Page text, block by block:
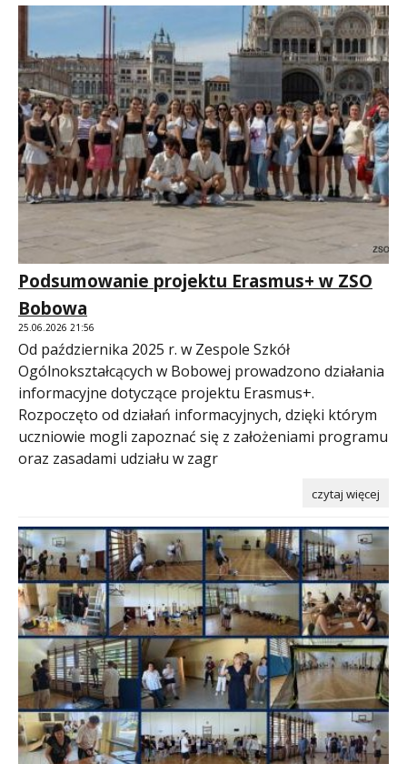
Podsumowanie projektu Erasmus+ w ZSO
Bobowa
25.06.2026 21:56
Od października 2025 r. w Zespole Szkół
Ogólnokształcących w Bobowej prowadzono działania
informacyjne dotyczące projektu Erasmus+.
Rozpoczęto od działań informacyjnych, dzięki którym
uczniowie mogli zapoznać się z założeniami programu
oraz zasadami udziału w zagr
czytaj więcej